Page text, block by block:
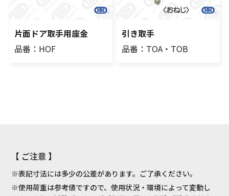
片面ドア取手用座金
品番：HOF
引き取手
品番：TOA・TOB
【 ご注意 】
※表記寸法には多少の公差があります。ご了承ください。
※使用荷重は参考値ですので、使用状況・環境によって変動し